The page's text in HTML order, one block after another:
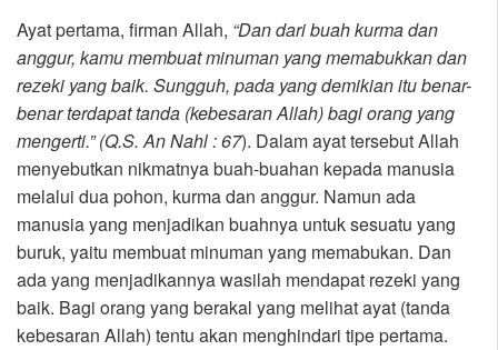
Ayat pertama, firman Allah, “Dan dari buah kurma dan
anggur, kamu membuat minuman yang memabukkan dan
rezeki yang baik. Sungguh, pada yang demikian itu benar-
benar terdapat tanda (kebesaran Allah) bagi orang yang
mengerti.” (Q.S. An Nahl : 67). Dalam ayat tersebut Allah
menyebutkan nikmatnya buah-buahan kepada manusia
melalui dua pohon, kurma dan anggur. Namun ada
manusia yang menjadikan buahnya untuk sesuatu yang
buruk, yaitu membuat minuman yang memabukan. Dan
ada yang menjadikannya wasilah mendapat rezeki yang
baik. Bagi orang yang berakal yang melihat ayat (tanda
kebesaran Allah) tentu akan menghindari tipe pertama.